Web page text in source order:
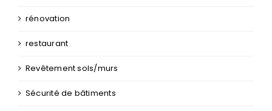
rénovation
restaurant
Revêtement sols/murs
Sécurité de bâtiments